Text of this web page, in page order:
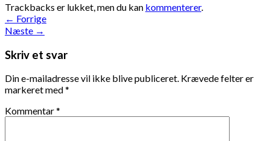
Trackbacks er lukket, men du kan kommenterer.
← Forrige
Næste →
Skriv et svar
Din e-mailadresse vil ikke blive publiceret. Krævede felter er
markeret med*
Kommentar*